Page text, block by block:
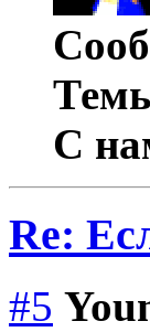
С
Re:
#5